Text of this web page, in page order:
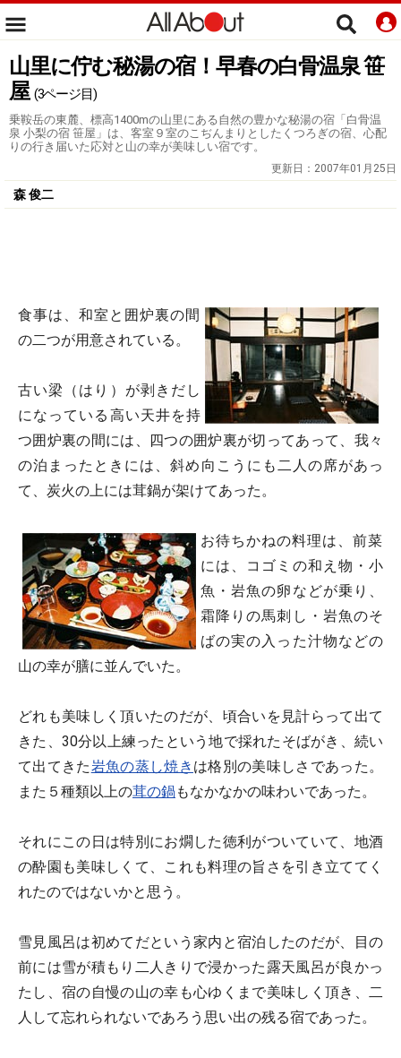
山里に佇む秘湯の宿！早春の白骨温泉 笹
屋 (3ページ目)
乗鞍岳の東麓、標高1400mの山里にある自然の豊かな秘湯の宿「白骨温
泉 小梨の宿 笹屋」は、客室９室のこぢんまりとしたくつろぎの宿、心配
りの行き届いた応対と山の幸が美味しい宿です。
更新日： 2007年01月25日
森 俊二
食事は、和室と囲炉裏の間
の二つが用意されている。
古い梁（はり）が剥きだし
になっている高い天井を持
つ囲炉裏の間には、四つの囲炉裏が切ってあって、我々
の泊まったときには、斜め向こうにも二人の席があっ
て、炭火の上には茸鍋が架けてあった。
お待ちかねの料理は、前菜
には、コゴミの和え物・小
魚・岩魚の卵などが乗り、
霜降りの馬刺し・岩魚のそ
ばの実の入った汁物などの
山の幸が膳に並んでいた。
どれも美味しく頂いたのだが、頃合いを見計らって出て
きた、30分以上練ったという地で採れたそばがき、続い
て出てきた岩魚の蒸し焼き は格別の美味しさであった。
また５種類以上の茸の鍋もなかなかの味わいであった。
それにこの日は特別にお燗した徳利がついていて、地酒
の酔園も美味しくて、これも料理の旨さを引き立ててく
れたのではないかと思う。
雪見風呂は初めてだという家内と宿泊したのだが、目の
前には雪が積もり二人きりで浸かった露天風呂が良かっ
たし、宿の自慢の山の幸も心ゆくまで美味しく頂き、二
人して忘れられないであろう思い出の残る宿であった。